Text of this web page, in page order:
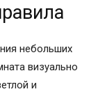
небольших
визуально
и